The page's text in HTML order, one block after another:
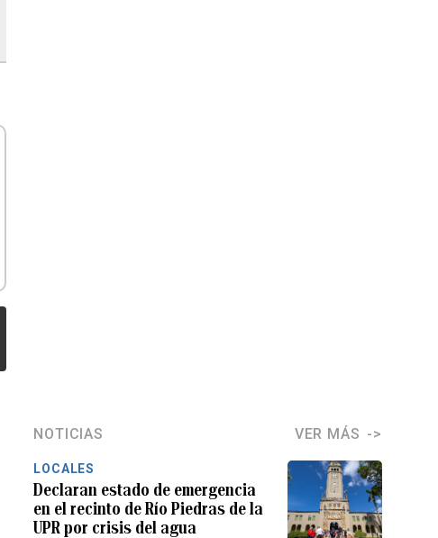
NOTICIAS VER MÁS
LOCALES
Declaran estado de emergencia
en el recinto de Río Piedras de la
UPR por crisis del agua